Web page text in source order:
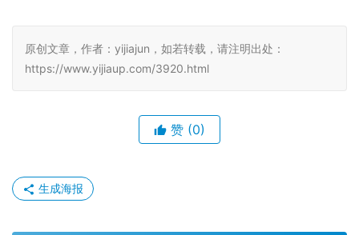
原创文章，作者：yijiajun，如若转载，请注明出处：
https://www.yijiaup.com/3920.html
赞 (0)
生成海报